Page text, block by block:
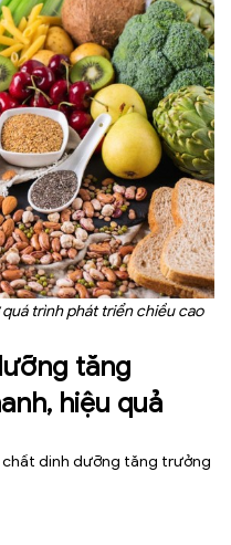
trình phát triển chiều cao
tăng
hiệu quả
dinh dưỡng tăng trưởng